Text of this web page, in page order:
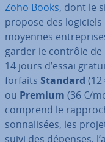
Zoho Books, dont le
propose des
moyennes
garder le contrôle
14 jours d’essai
forfaits Standard (12
ou Premium (36 €/
comprend le
son­na­li­sées, les
suivi des dépenses,